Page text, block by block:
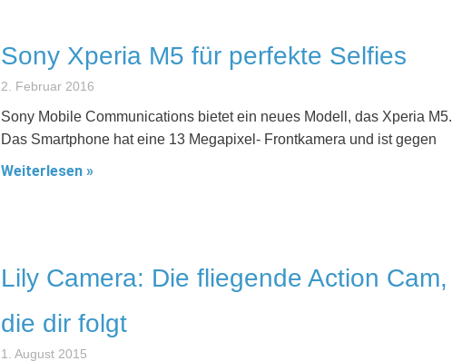
Sony Xperia M5 für perfekte Selfies
2. Februar 2016
Sony Mobile Communications bietet ein neues Modell, das Xperia M5.
Das Smartphone hat eine 13 Megapixel- Frontkamera und ist gegen
Weiterlesen »
Lily Camera: Die fliegende Action Cam,
die dir folgt
1. August 2015